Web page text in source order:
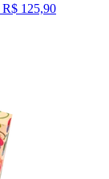
R$ 125,90